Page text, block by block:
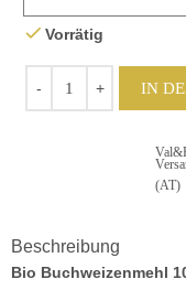
Vorrätig
IN
(AT)
Beschreibung
Bio Buchweizenmehl